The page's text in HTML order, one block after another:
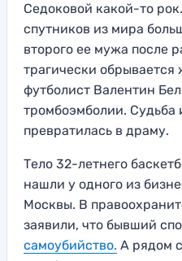
Седоковой какой-то
спутников из мира
второго ее мужа после
трагически
футболист Валентин
тромбоэмболии. Судьба
превратилась в драму.
Тело 32-летнего
нашли у одного из
Москвы. В
заявили, что бывший
самоубийство. А рядом